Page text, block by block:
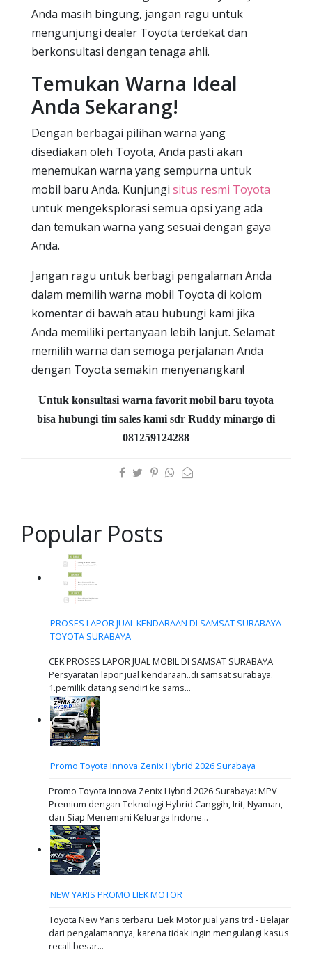
Anda masih bingung, jangan ragu untuk
mengunjungi dealer Toyota terdekat dan
berkonsultasi dengan tenaga ahli.
Temukan Warna Ideal
Anda Sekarang!
Dengan berbagai pilihan warna yang
disediakan oleh Toyota, Anda pasti akan
menemukan warna yang sempurna untuk
mobil baru Anda. Kunjungi situs resmi Toyota
untuk mengeksplorasi semua opsi yang ada
dan temukan warna yang sesuai dengan gaya
Anda.
Jangan ragu untuk berbagi pengalaman Anda
dalam memilih warna mobil Toyota di kolom
komentar di bawah atau hubungi kami jika
Anda memiliki pertanyaan lebih lanjut. Selamat
memilih warna dan semoga perjalanan Anda
dengan Toyota semakin menyenangkan!
Untuk konsultasi warna favorit mobil baru toyota
bisa hubungi tim sales kami sdr Ruddy minargo di
081259124288
Popular Posts
PROSES LAPOR JUAL KENDARAAN DI SAMSAT SURABAYA -
TOYOTA SURABAYA
CEK PROSES LAPOR JUAL MOBIL DI SAMSAT SURABAYA
Persyaratan lapor jual kendaraan..di samsat surabaya.
1.pemilik datang sendiri ke sams...
Promo Toyota Innova Zenix Hybrid 2026 Surabaya
Promo Toyota Innova Zenix Hybrid 2026 Surabaya: MPV
Premium dengan Teknologi Hybrid Canggih, Irit, Nyaman,
dan Siap Menemani Keluarga Indone...
NEW YARIS PROMO LIEK MOTOR
Toyota New Yaris terbaru Liek Motor jual yaris trd - Belajar
dari pengalamannya, karena tidak ingin mengulangi kasus
recall besar...